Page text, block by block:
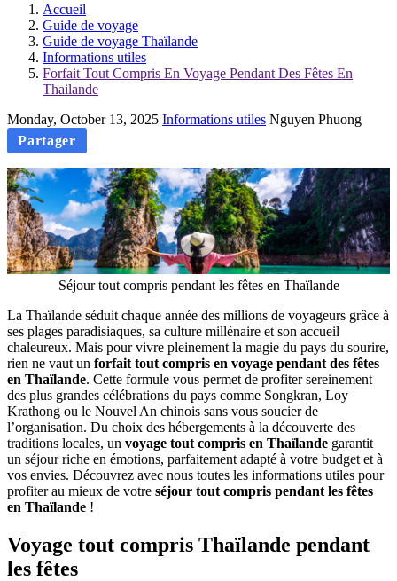
Accueil
Guide de voyage
Guide de voyage Thaïlande
Informations utiles
Forfait Tout Compris En Voyage Pendant Des Fêtes En
Thailande
Monday, October 13, 2025 Informations utiles Nguyen Phuong
Partager
Séjour tout compris pendant les fêtes en Thaïlande
La Thaïlande séduit chaque année des millions de voyageurs grâce à
ses plages paradisiaques, sa culture millénaire et son accueil
chaleureux. Mais pour vivre pleinement la magie du pays du sourire,
rien ne vaut un forfait tout compris en voyage pendant des fêtes
en Thaïlande. Cette formule vous permet de profiter sereinement
des plus grandes célébrations du pays comme Songkran, Loy
Krathong ou le Nouvel An chinois sans vous soucier de
l’organisation. Du choix des hébergements à la découverte des
traditions locales, un voyage tout compris en Thaïlande garantit
un séjour riche en émotions, parfaitement adapté à votre budget et à
vos envies. Découvrez avec nous toutes les informations utiles pour
profiter au mieux de votre séjour tout compris pendant les fêtes
en Thaïlande !
Voyage tout compris Thaïlande pendant
les fêtes